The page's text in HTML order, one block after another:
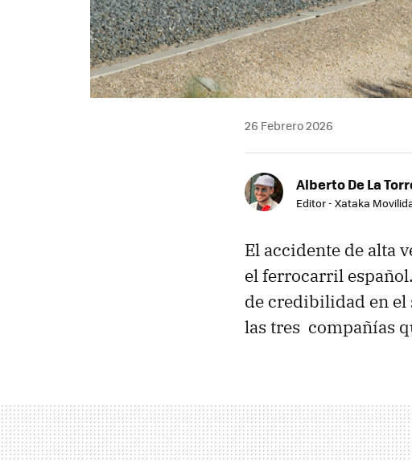
26 Febrero 2026
Alberto De La
Editor - Xataka
El accidente de alta
el ferrocarril
de credibilidad en el
las tres compañías